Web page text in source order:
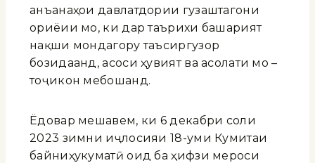
анъанаҳои давлатдории гузаштагони
ориёии мо, ки дар таърихи башарият
нақши мондагору таъсиргузор
бозидаанд, асоси ҳувият ва асолати мо –
тоҷикон мебошанд.
Ёдовар мешавем, ки 6 декабри соли
2023 зимни иҷлосияи 18-уми Кумитаи
байниҳукуматӣ оид ба ҳифзи мероси